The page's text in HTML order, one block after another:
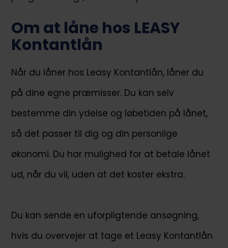
Om at låne hos LEASY
Kontantlån
Når du låner hos Leasy Kontantlån, låner du
på dine egne præmisser. Du kan selv
bestemme din ydelse og løbetiden på lånet,
så det passer til dig og din personlige
økonomi. Du har mulighed for at betale lånet
ud, når du vil, uden at det koster ekstra.
Du kan sende en uforpligtende ansøgning,
hvis du overvejer at tage et Leasy Kontantlån